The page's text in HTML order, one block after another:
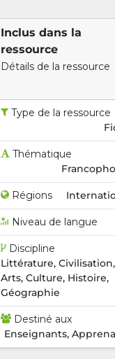
Inclus dans la
ressource
Détails de la ressource
Type de la ressource
Thématique
Régions
Niveau de langue
Discipline
Littérature, Civilisation,
Arts, Culture, Histoire,
Géographie
Destiné aux
Enseignants,